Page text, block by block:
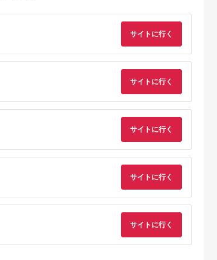
山形水産のちりめん
出典：ふるさとチョイ
自家製ちりめん山椒
230g | ちりめん山椒
出典：ふるさとチョ
豊後別府湾ちりめん
パック 計
220g（55g×4p） 国
サイトに行く
サイトに行く
サイトに行く
サイトに行く
サイトに行く